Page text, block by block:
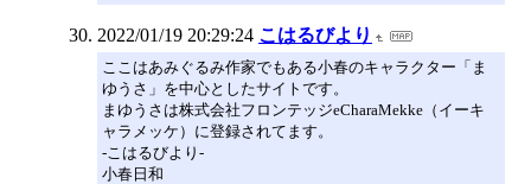
2022/01/19 20:29:24 こはるびより
ここはあみぐるみ作家でもある小春のキャラクター「ま
ゆうさ」を中心としたサイトです。
まゆうさは株式会社フロンテッジeCharaMekke（イーキ
ャラメッケ）に登録されてます。
-こはるびより-
小春日和